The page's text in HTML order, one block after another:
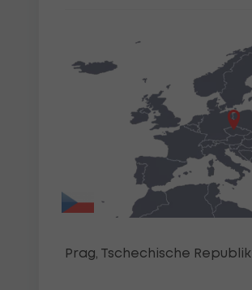
Prag, Tschechische Republik